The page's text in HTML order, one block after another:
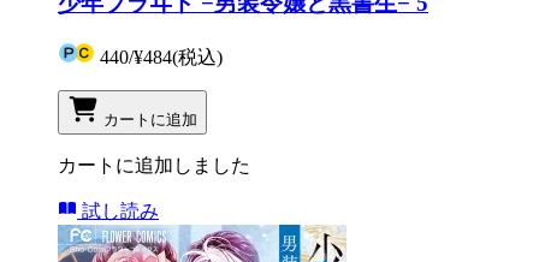
440/¥484(税込)
カートに追加
カートに追加しました
試し読み